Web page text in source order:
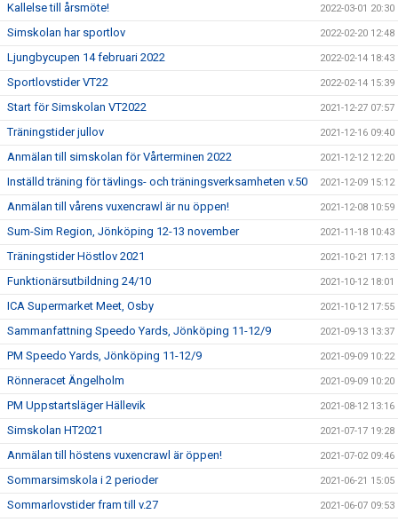
Kallelse till årsmöte! 2022-03-01 20:30
Simskolan har sportlov 2022-02-20 12:48
Ljungbycupen 14 februari 2022 2022-02-14 18:43
Sportlovstider VT22 2022-02-14 15:39
Start för Simskolan VT2022 2021-12-27 07:57
Träningstider jullov 2021-12-16 09:40
Anmälan till simskolan för Vårterminen 2022 2021-12-12 12:20
Inställd träning för tävlings- och träningsverksamheten v.50 2021-12-09 15:12
Anmälan till vårens vuxencrawl är nu öppen! 2021-12-08 10:59
Sum-Sim Region, Jönköping 12-13 november 2021-11-18 10:43
Träningstider Höstlov 2021 2021-10-21 17:13
Funktionärsutbildning 24/10 2021-10-12 18:01
ICA Supermarket Meet, Osby 2021-10-12 17:55
Sammanfattning Speedo Yards, Jönköping 11-12/9 2021-09-13 13:37
PM Speedo Yards, Jönköping 11-12/9 2021-09-09 10:22
Rönneracet Ängelholm 2021-09-09 10:20
PM Uppstartsläger Hällevik 2021-08-12 13:16
Simskolan HT2021 2021-07-17 19:28
Anmälan till höstens vuxencrawl är öppen! 2021-07-02 09:46
Sommarsimskola i 2 perioder 2021-06-21 15:05
Sommarlovstider fram till v.27 2021-06-07 09:53